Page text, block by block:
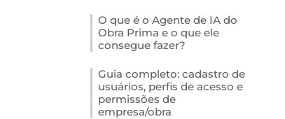
O que é o Agente de IA do
Obra Prima e o que ele
consegue fazer?
Guia completo: cadastro de
usuários, perfis de acesso e
permissões de
empresa/obra